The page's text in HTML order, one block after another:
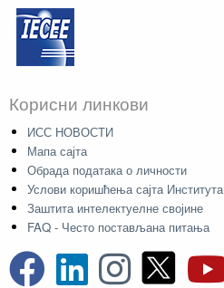
Корисни линкови
ИСС НОВОСТИ
Мапа сајта
Обрада података о личности
Услови коришћења сајта Института
Заштита интелектуелне својине
FAQ - Често постављана питања